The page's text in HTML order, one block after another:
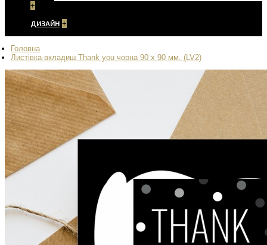
+
ДИЗАЙН +
Головна
Листівка-вкладиш Thank you чорна 90 х 90 мм. (LV2)